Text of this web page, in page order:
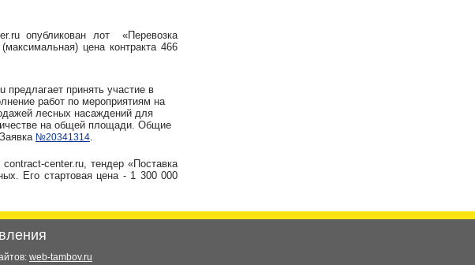
опубликован лот «Перевозка
цена контракта 466
предлагает принять участие в
работ по мероприятиям на
лесных насаждений для
на общей площади. Общие
№20341314.
center.ru, тендер «Поставка
Его стартовая цена - 1 300 000
web-tambov.ru